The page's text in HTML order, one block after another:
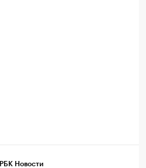
РБК Новости